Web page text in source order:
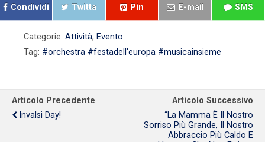
Condividi Twitta Pin E-mail SMS
Categorie: Attività, Evento
Tag: #orchestra #festadell'europa #musicainsieme
Articolo Precedente
Invalsi Day!
Articolo Successivo
“La Mamma È Il Nostro
Sorriso Più Grande, Il Nostro
Abbraccio Più Caldo E